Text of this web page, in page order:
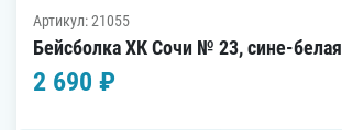
Артикул: 21055
Бейсболка ХК Сочи № 23, сине-белая
2 690 ₽